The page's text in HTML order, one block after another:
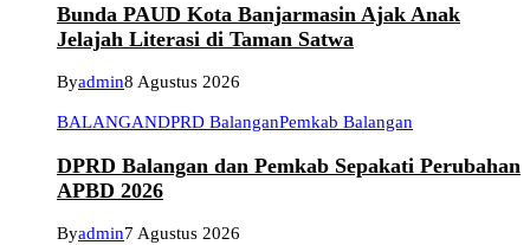
Bunda PAUD Kota Banjarmasin Ajak Anak
Jelajah Literasi di Taman Satwa
Byadmin8 Agustus 2026
BALANGANDPRD BalanganPemkab Balangan
DPRD Balangan dan Pemkab Sepakati Perubahan
APBD 2026
Byadmin7 Agustus 2026